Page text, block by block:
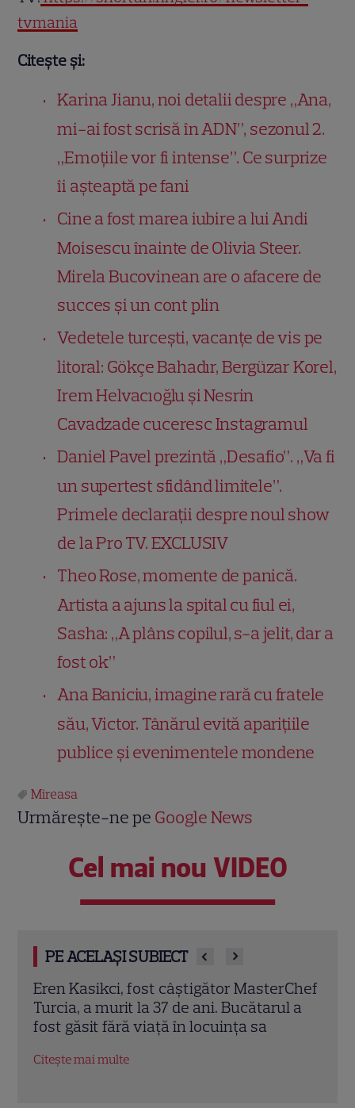
tvmania
Citește și:
Karina Jianu, noi detalii despre „Ana,
mi-ai fost scrisă în ADN”, sezonul 2.
„Emoțiile vor fi intense”. Ce surprize
îi așteaptă pe fani
Cine a fost marea iubire a lui Andi
Moisescu înainte de Olivia Steer.
Mirela Bucovinean are o afacere de
succes și un cont plin
Vedetele turcești, vacanțe de vis pe
litoral: Gökçe Bahadır, Bergüzar Korel,
Irem Helvacıoğlu și Nesrin
Cavadzade cuceresc Instagramul
Daniel Pavel prezintă „Desafio”. „Va fi
un supertest sfidând limitele”.
Primele declarații despre noul show
de la Pro TV. EXCLUSIV
Theo Rose, momente de panică.
Artista a ajuns la spital cu fiul ei,
Sasha: „A plâns copilul, s-a jelit, dar a
fost ok”
Ana Baniciu, imagine rară cu fratele
său, Victor. Tânărul evită aparițiile
publice și evenimentele mondene
Mireasa
Urmărește-ne pe Google News
Cel mai nou VIDEO
PE ACELAȘI SUBIECT
Trei cupluri revin la „Insula Iubirii –
Reuniuni”. Ce se întâmplă când se
întâlnesc din nou cu Radu Vâlcan
Citește mai multe